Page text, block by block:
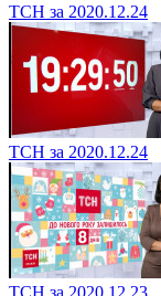
ТСН за 2020.12.24
ТСН за 2020.12.24
ТСН за 2020.12.23